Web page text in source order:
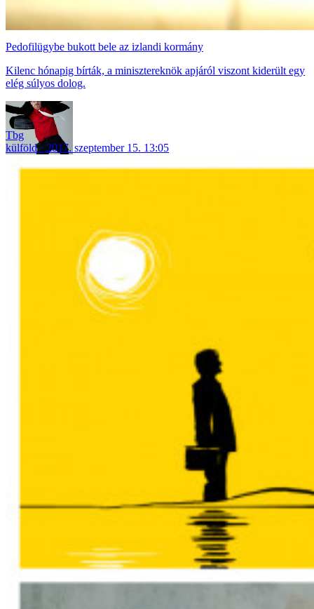
Pedofilügybe bukott bele az izlandi kormány
Kilenc hónapig bírták, a minisztereknök apjáról viszont kiderült egy
elég súlyos dolog.
Tbg
külföld
2017. szeptember 15. 13:05